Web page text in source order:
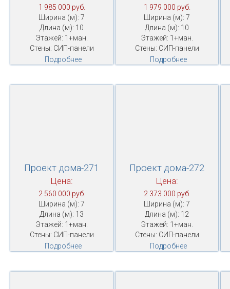
1 985 000 руб.
Ширина (м): 7
Длина (м): 10
Этажей: 1+ман.
Стены: СИП-панели
Подробнее
1 979 000 руб.
Ширина (м): 7
Длина (м): 10
Этажей: 1+ман.
Стены: СИП-панели
Подробнее
Проект дома-271
Цена:
2 560 000 руб.
Ширина (м): 7
Длина (м): 13
Этажей: 1+ман.
Стены: СИП-панели
Подробнее
Проект дома-272
Цена:
2 373 000 руб.
Ширина (м): 7
Длина (м): 12
Этажей: 1+ман.
Стены: СИП-панели
Подробнее